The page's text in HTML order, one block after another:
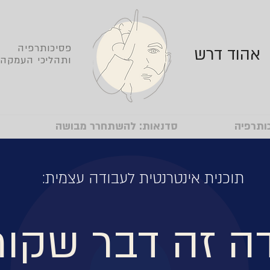
פסיכותרפיה
ותהליכי העמקה
אהוד דרש
סדנאות: להשתחרר מבושה
תוכנית אינטרנטית לעבודה עצמית:
זה דבר